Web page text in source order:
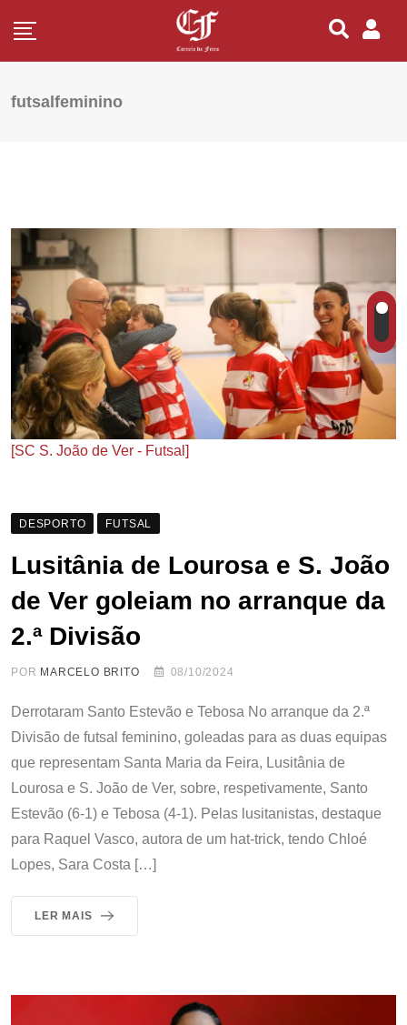
futsalfeminino
[SC S. João de Ver - Futsal]
DESPORTO FUTSAL
Lusitânia de Lourosa e S. João
de Ver goleiam no arranque da
2.ª Divisão
POR MARCELO BRITO 08/10/2024
Derrotaram Santo Estevão e Tebosa No arranque da 2.ª
Divisão de futsal feminino, goleadas para as duas equipas
que representam Santa Maria da Feira, Lusitânia de
Lourosa e S. João de Ver, sobre, respetivamente, Santo
Estevão (6-1) e Tebosa (4-1). Pelas lusitanistas, destaque
para Raquel Vasco, autora de um hat-trick, tendo Chloé
Lopes, Sara Costa […]
LER MAIS